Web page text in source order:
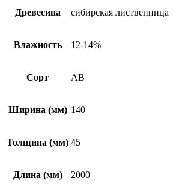
Древесина сибирская лиственница
Влажность 12-14%
Сорт АВ
Ширина (мм) 140
Толщина (мм) 45
Длина (мм) 2000